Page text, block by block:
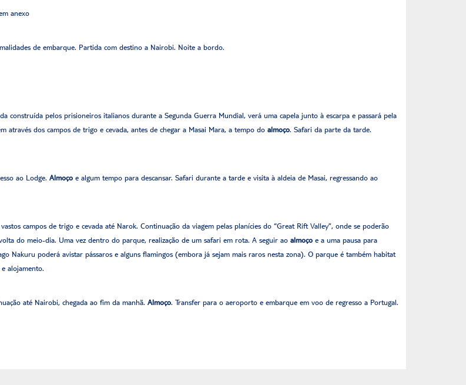
anexo
de embarque. Partida com destino a Nairobi. Noite a bordo.
construída pelos prisioneiros italianos durante a Segunda Guerra Mundial, verá uma capela junto à escarpa e passará pela
dos campos de trigo e cevada, antes de chegar a Masai Mara, a tempo do almoço. Safari da parte da tarde.
ao Lodge. Almoço e algum tempo para descansar. Safari durante a tarde e visita à aldeia de Masai, regressando ao
campos de trigo e cevada até Narok. Continuação da viagem pelas planícies do “Great Rift Valley”, onde se poderão
do meio-dia. Uma vez dentro do parque, realização de um safari em rota. A seguir ao almoço e a uma pausa para
Nakuru poderá avistar pássaros e alguns flamingos (embora já sejam mais raros nesta zona). O parque é também habitat
e alojamento.
até Nairobi, chegada ao fim da manhã. Almoço. Transfer para o aeroporto e embarque em voo de regresso a Portugal.